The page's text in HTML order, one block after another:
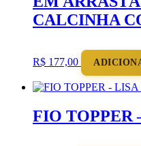
CALCINHA
R$ 177,00
FIO TOPPER